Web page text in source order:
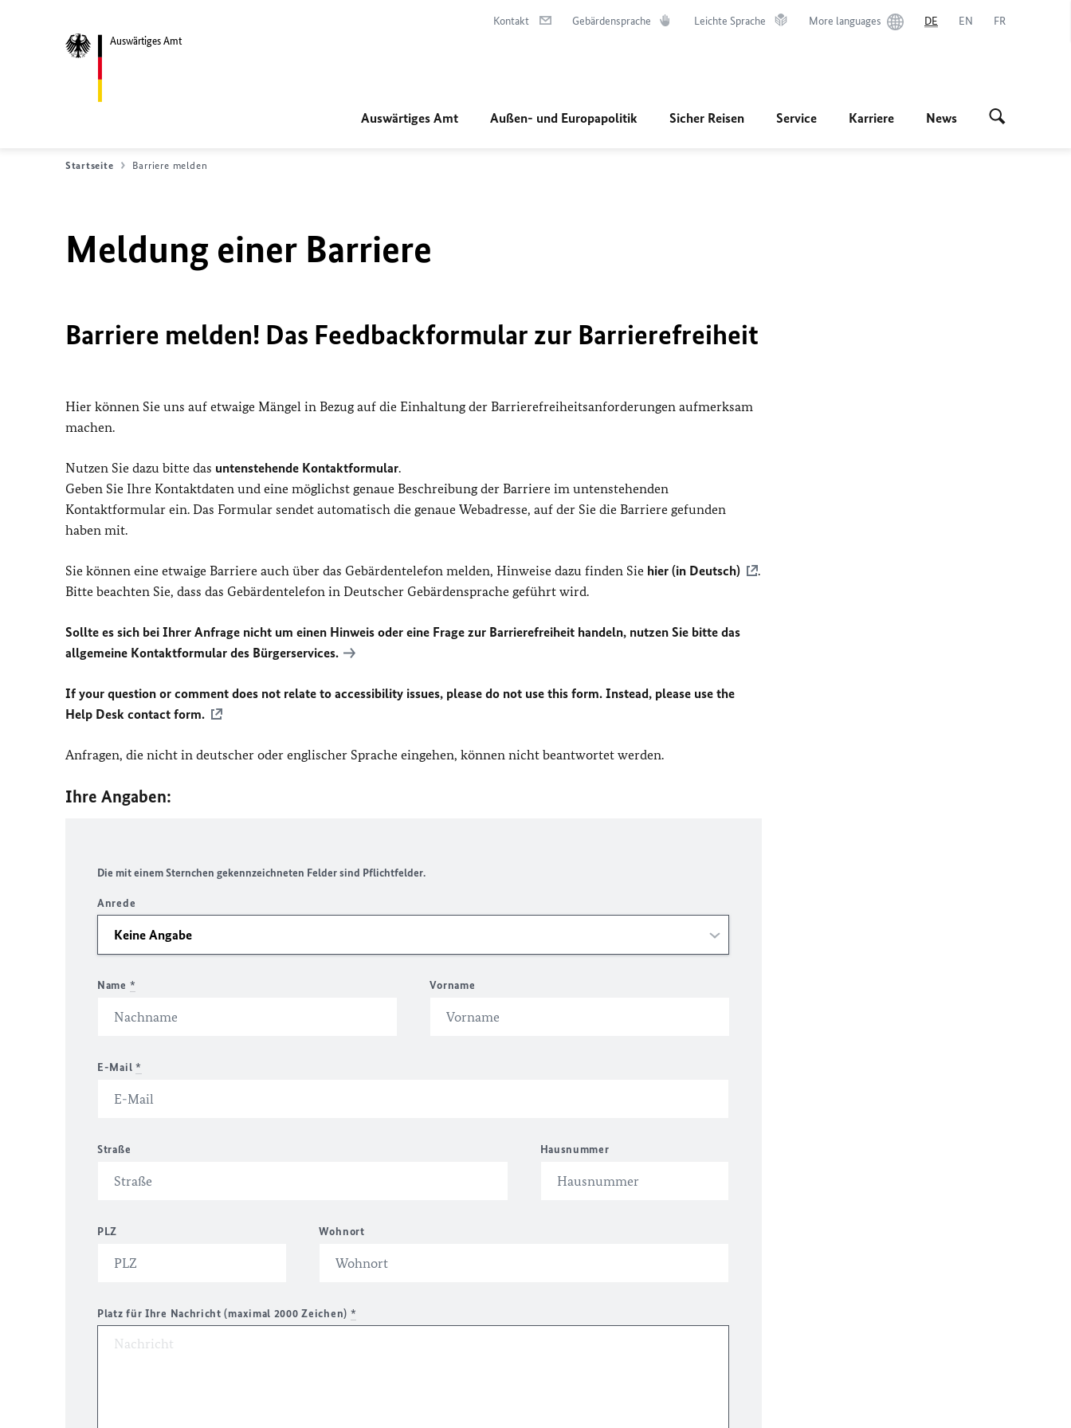
Auswärtiges Amt
Kontakt Gebärdensprache Leichte Sprache More languages DE EN FR
Auswärtiges Amt Außen- und Europapolitik Sicher Reisen Service Karriere News
Startseite Barriere melden
Meldung einer Barriere
Barriere melden! Das Feedbackformular zur Barrierefreiheit
Hier können Sie uns auf etwaige Mängel in Bezug auf die Einhaltung der Barrierefreiheitsanforderungen aufmerksam
machen.
Nutzen Sie dazu bitte das untenstehende Kontaktformular.
Geben Sie Ihre Kontaktdaten und eine möglichst genaue Beschreibung der Barriere im untenstehenden
Kontaktformular ein. Das Formular sendet automatisch die genaue Webadresse, auf der Sie die Barriere gefunden
haben mit.
Sie können eine etwaige Barriere auch über das Gebärdentelefon melden, Hinweise dazu finden Sie hier (in Deutsch)
.
Bitte beachten Sie, dass das Gebärdentelefon in Deutscher Gebärdensprache geführt wird.
Sollte es sich bei Ihrer Anfrage nicht um einen Hinweis oder eine Frage zur Barrierefreiheit handeln, nutzen Sie bitte das
allgemeine Kontaktformular des Bürgerservices.
If your question or comment does not relate to accessibility issues, please do not use this form. Instead, please use the
Help Desk contact form.
Anfragen, die nicht in deutscher oder englischer Sprache eingehen, können nicht beantwortet werden.
Ihre Angaben:
Die mit einem Sternchen gekennzeichneten Felder sind Pflichtfelder.
Anrede
Name * Vorname
E-Mail *
Straße Hausnummer
PLZ Wohnort
Platz für Ihre Nachricht (maximal 2000 Zeichen) *